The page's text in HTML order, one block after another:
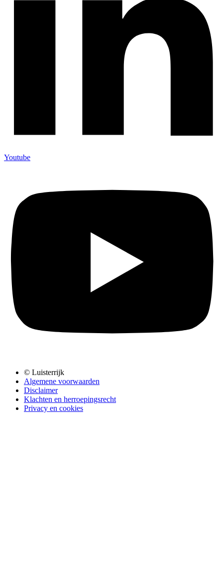
Youtube
© Luisterrijk
Algemene voorwaarden
Disclaimer
Klachten en herroepingsrecht
Privacy en cookies